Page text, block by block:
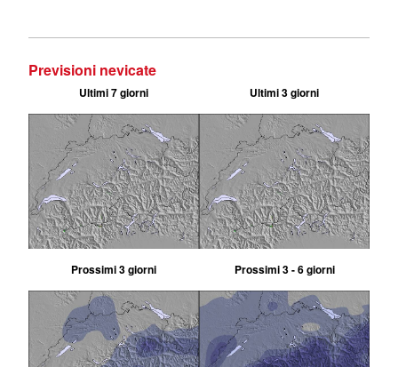
Previsioni nevicate
Ultimi 7 giorni Ultimi 3 giorni
Prossimi 3 giorni Prossimi 3 - 6 giorni